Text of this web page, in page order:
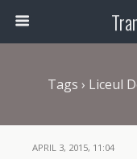
Tags › Liceul
APRIL 3, 2015, 11:04